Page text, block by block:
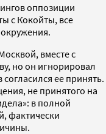
оппозиции
с Кокойты, все
вместе с
но он игнорировал
ее принять.
не принятого на
в полной
фактически